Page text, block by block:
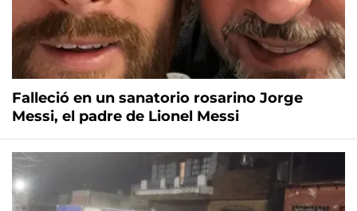
Falleció en un sanatorio rosarino Jorge
Messi, el padre de Lionel Messi